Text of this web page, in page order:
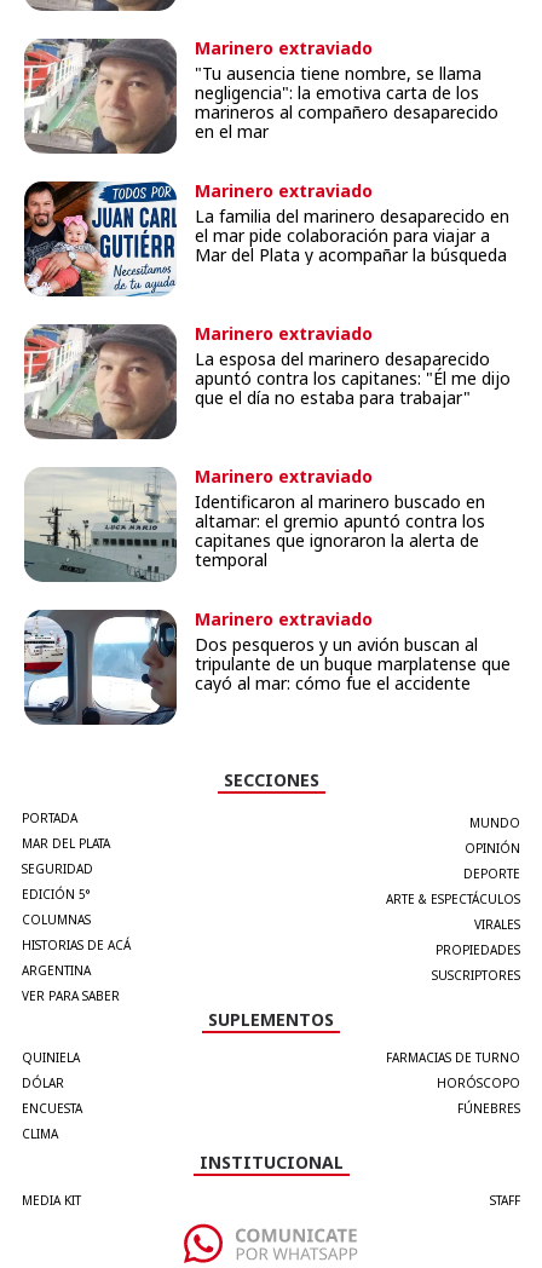
Marinero extraviado
"Tu ausencia tiene nombre, se llama
negligencia": la emotiva carta de los
marineros al compañero desaparecido
en el mar
Marinero extraviado
La familia del marinero desaparecido en
el mar pide colaboración para viajar a
Mar del Plata y acompañar la búsqueda
Marinero extraviado
La esposa del marinero desaparecido
apuntó contra los capitanes: "Él me dijo
que el día no estaba para trabajar"
Marinero extraviado
Identificaron al marinero buscado en
altamar: el gremio apuntó contra los
capitanes que ignoraron la alerta de
temporal
Marinero extraviado
Dos pesqueros y un avión buscan al
tripulante de un buque marplatense que
cayó al mar: cómo fue el accidente
SECCIONES
PORTADA
MAR DEL PLATA
SEGURIDAD
EDICIÓN 5°
COLUMNAS
HISTORIAS DE ACÁ
ARGENTINA
VER PARA SABER
MUNDO
OPINIÓN
DEPORTE
ARTE & ESPECTÁCULOS
VIRALES
PROPIEDADES
SUSCRIPTORES
SUPLEMENTOS
QUINIELA
DÓLAR
ENCUESTA
CLIMA
FARMACIAS DE TURNO
HORÓSCOPO
FÚNEBRES
INSTITUCIONAL
MEDIA KIT STAFF